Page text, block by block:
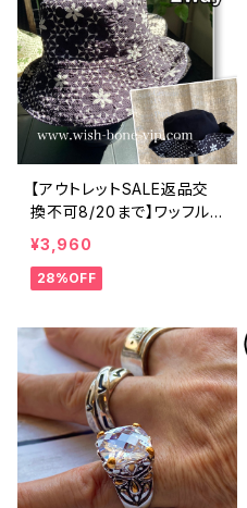
【アウトレットSALE返品交
換不可8/20まで】ワッフル
立体フラワー＆無地 2way
リバーシブルハット・ワイヤ
ー入り変形ハット・フラワー
¥3,960
28%OFF